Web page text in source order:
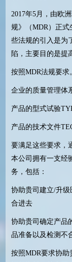
2017年5月，由欧
规》（MDR）正式
些法规的引入是为
陷，主要目的是提
按照MDR法规要求
企业的质量管理体
产品的型式试验
产品的技术文件
要满足这些要求，
本公司拥有一支经
务，包括：
协助贵司建立/升
合进去
协助贵司确定产品
品准备以及检测不
按照MDR要求协